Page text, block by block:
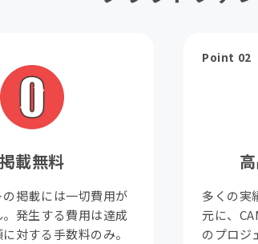
掲載無料
掲載には一切費用が
発生する費用は達成
対する手数料のみ。
Point 02
多くの実
元に、
のプロジ